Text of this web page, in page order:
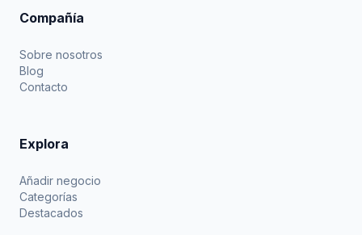
Compañía
Sobre nosotros
Blog
Contacto
Explora
Añadir negocio
Categorías
Destacados